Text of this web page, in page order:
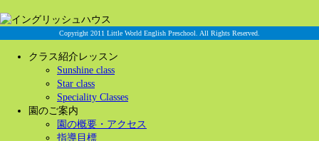
Copyright 2011 Little World English Preschool. All Rights Reserved.
クラス紹介レッスン
Sunshine class
Star class
Speciality Classes
園のご案内
園の概要・アクセス
指導目標